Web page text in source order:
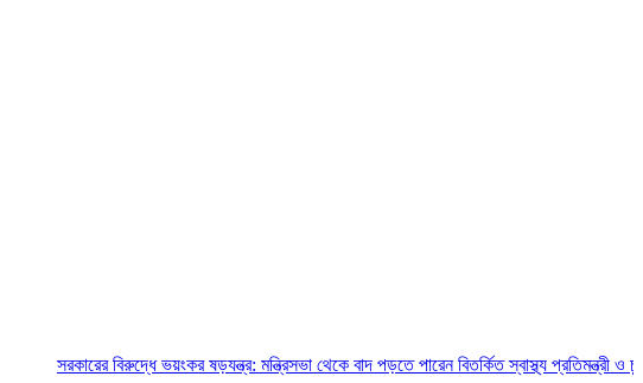
সরকারের বিরুদ্ধে ভয়ংকর ষড়যন্ত্র: মন্ত্রিসভা থেকে বাদ পড়তে পারেন বিতর্কিত স্বাস্থ্য প্রতিমন্ত্রী ও